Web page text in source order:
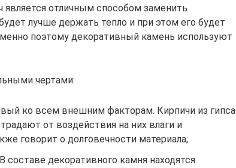
является отличным способом заменить
лучше держать тепло и при этом его будет
поэтому декоративный камень используют
чертами:
ко всем внешним факторам. Кирпичи из гипса
от воздействия на них влаги и
говорит о долговечности материала;
декоративного камня находятся